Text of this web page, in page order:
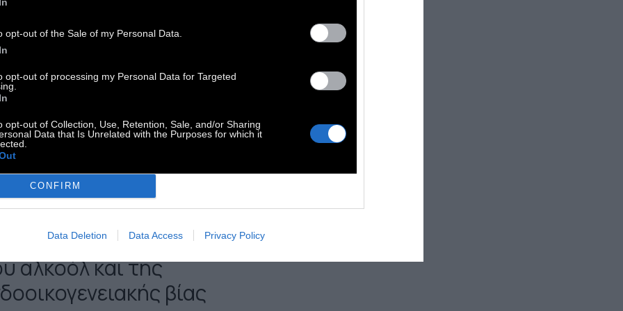
opt-out of the Sale of my Personal Data.
opt-out of processing my Personal Data for Targeted
opt-out of Collection, Use, Retention, Sale, and/or Sharing
Data that Is Unrelated with the Purposes for which it
CONFIRM
Data Deletion Data Access Privacy Policy
και θέα στο τοπίο. Οι
ωστόσο,
σε κακώς
περιφερειακά
συσσωρευμένοι
απάνθρωπες δομές των
Πολλοί ζουν με την
της αναπηρίας, των
προβλημάτων,
αλκοόλ και της
βίας